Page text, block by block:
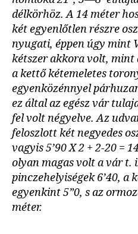
délkörhöz. A 14 méter
két egyenlőtlen részre
nyugati, éppen úgy mint
kétszer akkora volt, mint
a kettő kétemeletes
egyenközénnyel
ez által az egész vár
fel volt négyelve. Az
feloszlott két negyedes
vagyis 5’90 X 2 + 2-20 =
olyan magas volt a vár t.
pinczehelyiségek 6’40, a
egyenkint 5”0, s az
méter.